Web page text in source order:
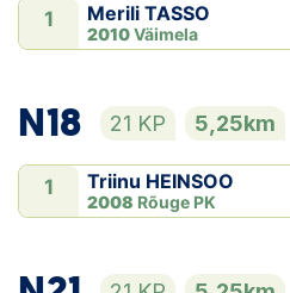
1 Merili TASSO
2010Väimela
N18 21 KP 5,25km
1 Triinu HEINSOO
2008 Rõuge PK